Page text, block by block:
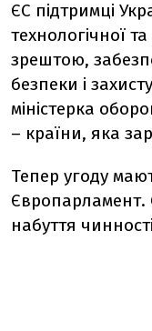
ЄС підтримці
технологічної
зрештою,
безпеки і
міністерка
– країни, яка
Тепер угоду
Європарламент.
набуття